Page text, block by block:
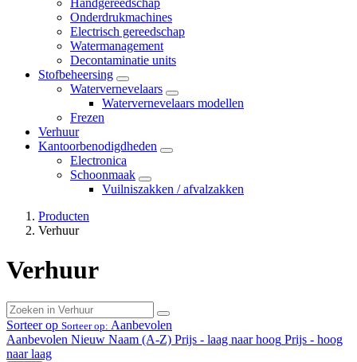
Handgereedschap
Onderdrukmachines
Electrisch gereedschap
Watermanagement
Decontaminatie units
Stofbeheersing
Watervernevelaars
Watervernevelaars modellen
Frezen
Verhuur
Kantoorbenodigdheden
Electronica
Schoonmaak
Vuilniszakken / afvalzakken
Producten
Verhuur
Verhuur
Sorteer op Sorteer op: Aanbevolen
Aanbevolen Nieuw Naam (A-Z) Prijs - laag naar hoog Prijs - hoog
naar laag